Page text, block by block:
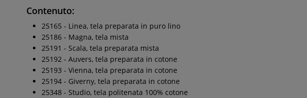
Contenuto:
25165 - Linea, tela preparata in puro lino
25186 - Magna, tela mista
25191 - Scala, tela preparata mista
25192 - Auvers, tela preparata in cotone
25193 - Vienna, tela preparata in cotone
25194 - Giverny, tela preparata in cotone
25348 - Studio, tela politenata 100% cotone